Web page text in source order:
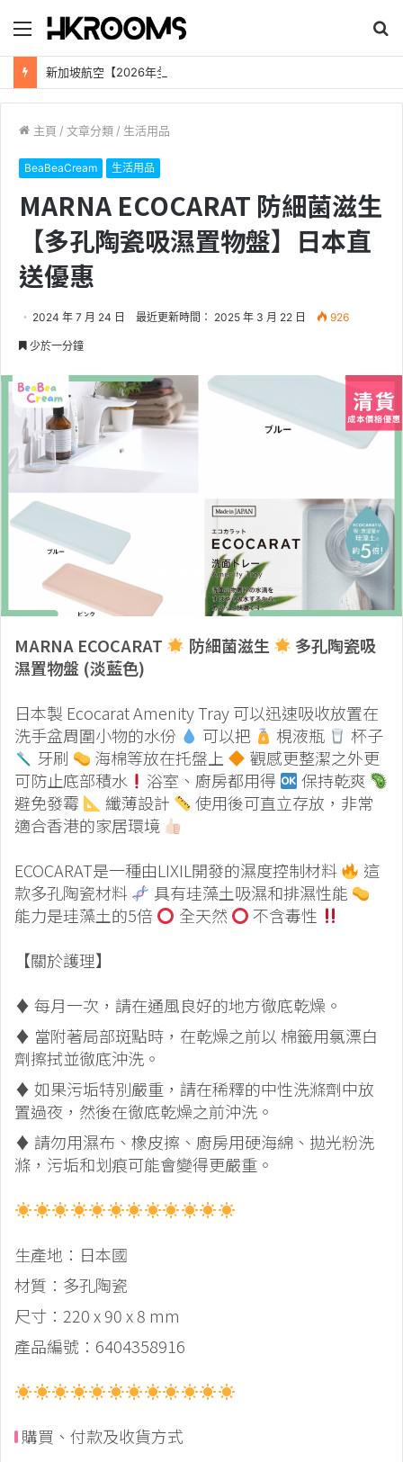
目
錄
尋
主頁 / 文章分類 / 生活用品
BeaBeaCream 生活用品
MARNA ECOCARAT 防細菌滋生
【多孔陶瓷吸濕置物盤】日本直
送優惠
2024 年 7 月 24 日 最近更新時間： 2025 年 3 月 22 日 926
少於一分鐘
MARNA ECOCARAT 防細菌滋生
多孔陶瓷吸
濕置物盤 (淡藍色)
日本製 Ecocarat Amenity Tray 可以迅速吸收放置在
洗手盆周圍小物的水份
可以把 梘液瓶
杯子
牙刷
海棉等放在托盤上
觀感更整潔之外更
可防止底部積水
浴室、廚房都用得
保持乾爽
避免發霉
纖薄設計
使用後可直立存放，非常
適合香港的家居環境
ECOCARAT是一種由LIXIL開發的濕度控制材料
這
款多孔陶瓷材料
具有珪藻土吸濕和排濕性能
能力是珪藻土的5倍
全天然
不含毒性
【關於護理】
♦️ 每月一次，請在通風良好的地方徹底乾燥。
♦️ 當附著局部斑點時，在乾燥之前以 棉籤用氯漂白
劑擦拭並徹底沖洗。
♦️ 如果污垢特別嚴重，請在稀釋的中性洗滌劑中放
置過夜，然後在徹底乾燥之前沖洗。
♦️ 請勿用濕布、橡皮擦、廚房用硬海綿、拋光粉洗
滌，污垢和划痕可能會變得更嚴重。
生產地：日本國
材質：多孔陶瓷
尺寸：220 x 90 x 8 mm
產品編號：6404358916
購買、付款及收貨方式